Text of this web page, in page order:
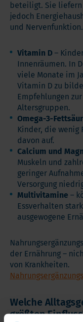
beteiligt. Sie liefern
jedoch
und Nervenfunktion.
Vitamin D –
Innenräumen. In
viele Monate im
Vitamin D zu
Empfehlungen
Altersgruppen.
Omega-3-
Kinder, die wenig
davon auf.
Calcium und
Muskeln und
geringer
Versorgung
Multivitamine –
Essverhalten
ausgewogene
der Ernährung –
von Krankheiten.
Welche
größten